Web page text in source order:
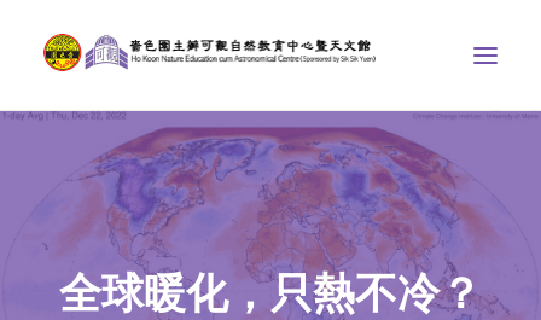
中心介紹
博物天地全球暖化，只熱不冷？